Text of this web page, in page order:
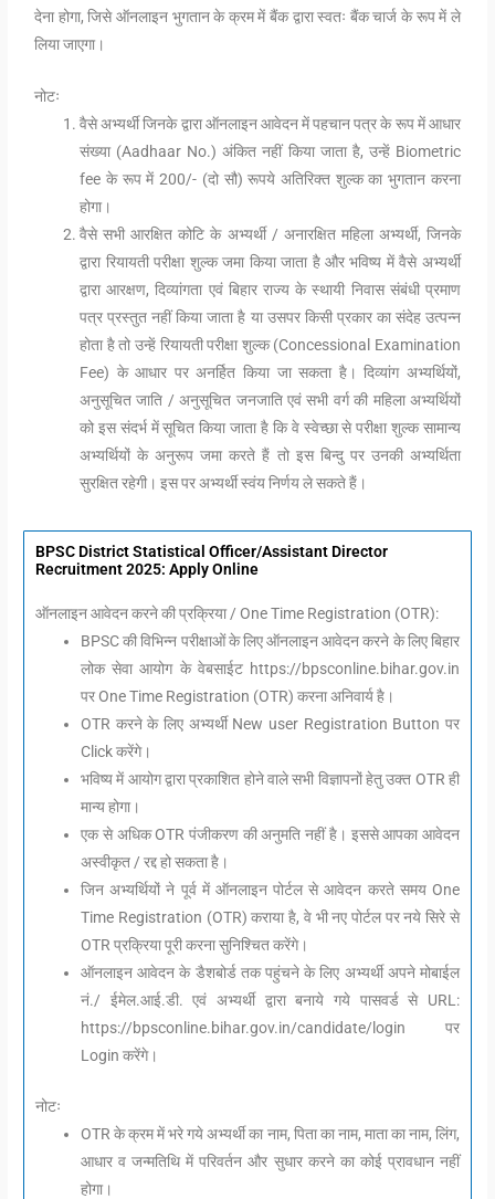
देना होगा, जिसे ऑनलाइन भुगतान के क्रम में बैंक द्वारा स्वतः बैंक चार्ज के रूप में ले
लिया जाएगा।
नोटः
वैसे अभ्यर्थी जिनके द्वारा ऑनलाइन आवेदन में पहचान पत्र के रूप में आधार
संख्या (Aadhaar No.) अंकित नहीं किया जाता है, उन्हें Biometric
fee के रूप में 200/- (दो सौ) रूपये अतिरिक्त शुल्क का भुगतान करना
होगा।
वैसे सभी आरक्षित कोटि के अभ्यर्थी / अनारक्षित महिला अभ्यर्थी, जिनके
द्वारा रियायती परीक्षा शुल्क जमा किया जाता है और भविष्य में वैसे अभ्यर्थी
द्वारा आरक्षण, दिव्यांगता एवं बिहार राज्य के स्थायी निवास संबंधी प्रमाण
पत्र प्रस्तुत नहीं किया जाता है या उसपर किसी प्रकार का संदेह उत्पन्न
होता है तो उन्हें रियायती परीक्षा शुल्क (Concessional Examination
Fee) के आधार पर अनर्हित किया जा सकता है। दिव्यांग अभ्यर्थियों,
अनुसूचित जाति / अनुसूचित जनजाति एवं सभी वर्ग की महिला अभ्यर्थियों
को इस संदर्भ में सूचित किया जाता है कि वे स्वेच्छा से परीक्षा शुल्क सामान्य
अभ्यर्थियों के अनुरूप जमा करते हैं तो इस बिन्दु पर उनकी अभ्यर्थिता
सुरक्षित रहेगी। इस पर अभ्यर्थी स्वंय निर्णय ले सकते हैं।
BPSC District Statistical Officer/Assistant Director
Recruitment 2025: Apply Online
ऑनलाइन आवेदन करने की प्रक्रिया / One Time Registration (OTR):
BPSC की विभिन्न परीक्षाओं के लिए ऑनलाइन आवेदन करने के लिए बिहार
लोक सेवा आयोग के वेबसाईट https://bpsconline.bihar.gov.in
पर One Time Registration (OTR) करना अनिवार्य है।
OTR करने के लिए अभ्यर्थी New user Registration Button पर
Click करेंगे।
भविष्य में आयोग द्वारा प्रकाशित होने वाले सभी विज्ञापनों हेतु उक्त OTR ही
मान्य होगा।
एक से अधिक OTR पंजीकरण की अनुमति नहीं है। इससे आपका आवेदन
अस्वीकृत / रद्द हो सकता है।
जिन अभ्यर्थियों ने पूर्व में ऑनलाइन पोर्टल से आवेदन करते समय One
Time Registration (OTR) कराया है, वे भी नए पोर्टल पर नये सिरे से
OTR प्रक्रिया पूरी करना सुनिश्चित करेंगे।
ऑनलाइन आवेदन के डैशबोर्ड तक पहुंचने के लिए अभ्यर्थी अपने मोबाईल
नं./ ईमेल.आई.डी. एवं अभ्यर्थी द्वारा बनाये गये पासवर्ड से URL:
https://bpsconline.bihar.gov.in/candidate/login पर
Login करेंगे।
नोटः
OTR के क्रम में भरे गये अभ्यर्थी का नाम, पिता का नाम, माता का नाम, लिंग,
आधार व जन्मतिथि में परिवर्तन और सुधार करने का कोई प्रावधान नहीं
होगा।